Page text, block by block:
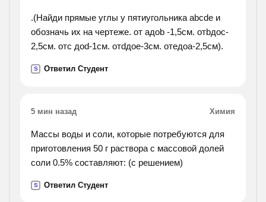
.(Найди прямые углы у пятиугольника abcde и
обозначь их на чертеже. от aдоb -1,5см. отbдоc-
2,5см. отc доd-1см. отdдоe-3см. отeдоa-2,5см).
S Ответил Студент
5 мин назад Химия
Массы воды и соли, которые потребуются для
приготовления 50 г раствора с массовой долей
соли 0.5% составляют: (с решением)
S Ответил Студент